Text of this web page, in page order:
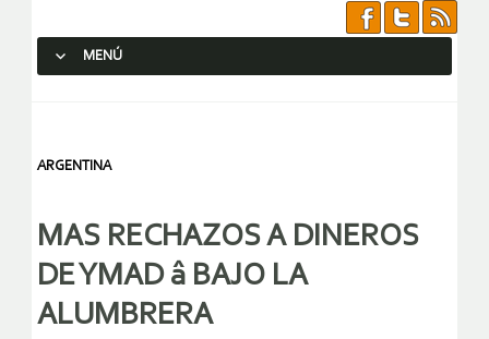
MENÚ
ARGENTINA
MAS RECHAZOS A DINEROS
DE YMAD â BAJO LA
ALUMBRERA